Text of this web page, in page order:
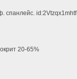
спанлейс. id:2Vtzqx1mhtf
20-65%